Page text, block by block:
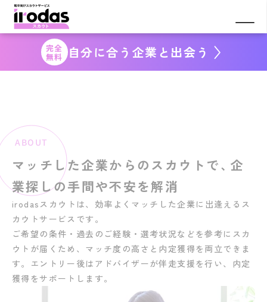
ABOUT
マッチした企業からのスカウトで、 企
業探しの手間や不安を解消
irodasスカウトは、効率よくマッチした企業に出逢えるス
カウトサービスです。
ご希望の条件・過去のご経験・選考状況などを参考にスカ
ウトが届くため、マッチ度の高さと内定獲得を両立できま
す。エントリー後はアドバイザーが伴走支援を行い、内定
獲得をサポートします。
「私」を隠さない
就活がここにある
後悔しない就活なら、
irodasスカウト
完全
無料 自分に合う企業と出会う